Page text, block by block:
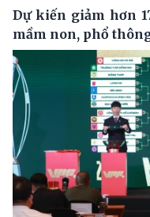
Dự kiến giảm hơn
mầm non, phổ